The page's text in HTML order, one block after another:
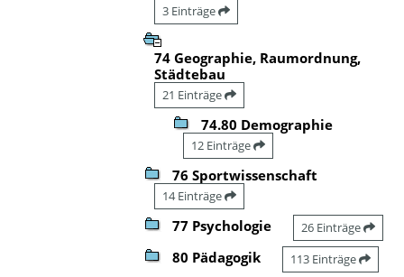
3 Einträge
74 Geographie, Raumordnung,
Städtebau
21 Einträge
74.80 Demographie
12 Einträge
76 Sportwissenschaft
14 Einträge
77 Psychologie 26 Einträge
80 Pädagogik 113 Einträge